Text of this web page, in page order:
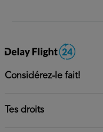
Considérez-le fait!
Tes droits